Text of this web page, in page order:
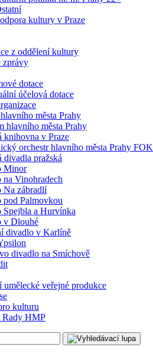
kultury v Praze
z oddělení kultury
zprávy
dotace
účelová dotace
města Prahy
hlavního města Prahy
knihovna v Praze
orchestr hlavního města Prahy FOK
divadla pražská
Minor
Vinohradech
Na zábradlí
pod Palmovkou
Spejbla a Hurvínka
v Dlouhé
divadlo v Karlíně
divadlo na Smíchově
umělecké veřejné produkce
kulturu
Rady HMP